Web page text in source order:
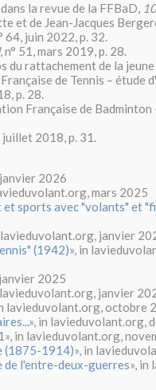
la revue de la FFBaD,
et de Jean-Jacques
64, juin 2022, p. 32.
, n° 51, mars 2019, p. 28.
du rattachement de la
de Tennis – étude
p. 28.
Française de Badminton
juillet 2018, p. 31.
janvier 2026
mars 2025
sports avec "volants" et
lavieduvolant.org, janvier
(1942)», in
2025
lavieduvolant.org, janvier
lavieduvolant.org, octobre
», in lavieduvolant.org,
», in lavieduvolant.org,
(1875-1914)», in
de l'entre-deux-guerres», in